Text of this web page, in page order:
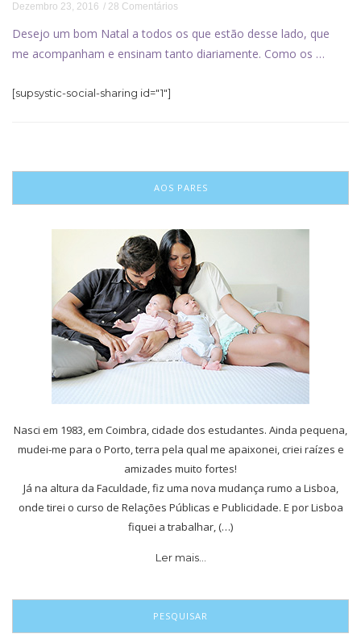
Dezembro 23, 2016 28 Comentários
Desejo um bom Natal a todos os que estão desse lado, que
me acompanham e ensinam tanto diariamente. Como os …
[supsystic-social-sharing id="1"]
AOS PARES
Nasci em 1983, em Coimbra, cidade dos estudantes. Ainda pequena,
mudei-me para o Porto, terra pela qual me apaixonei, criei raízes e
amizades muito fortes!
Já na altura da Faculdade, fiz uma nova mudança rumo a Lisboa,
onde tirei o curso de Relações Públicas e Publicidade. E por Lisboa
fiquei a trabalhar, (…)
Ler mais…
PESQUISAR